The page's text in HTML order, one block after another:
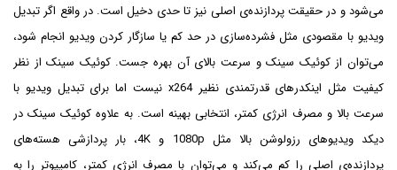
می‌شود و در حقیقت پردازنده‌ی اصلی نیز تا حدی دخیل است. در واقع اگر تبدیل
ویدیو با مقصودی مثل فشرده‌سازی در حد کم یا سازگار کردن ویدیو انجام شود،
می‌توان از کوئیک سینک و سرعت بالای آن بهره جست. کوئیک سینک از نظر
کیفیت مثل اینکدرهای قدرتمندی نظیر x264 نیست اما برای تبدیل ویدیو با
سرعت بالا و مصرف انرژی کمتر، انتخابی بهینه است. به علاوه کوئیک سینک در
دیکد ویدیوهای رزولوشن بالا مثل 1080p و 4K، بار پردازشی هسته‌های
پردازنده‌ی اصلی را کم می‌کند و می‌توان با مصرف انرژی کمتر، کامپیوتر را به